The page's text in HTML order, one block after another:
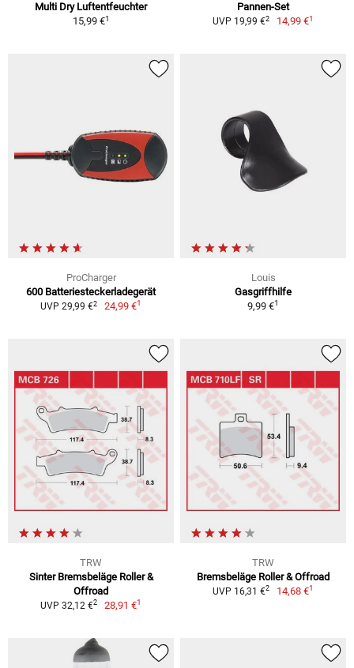
Multi Dry Luftentfeuchter
15,99 €1
Pannen-Set
UVP 19,99 €2 14,99 €1
ProCharger
600 Batteriesteckerladegerät
UVP 29,99 €2 24,99 €1
Louis
Gasgriffhilfe
9,99 €1
TRW
Sinter Bremsbeläge Roller &
Offroad
UVP 32,12 €2 28,91 €1
TRW
Bremsbeläge Roller & Offroad
UVP 16,31 €2 14,68 €1